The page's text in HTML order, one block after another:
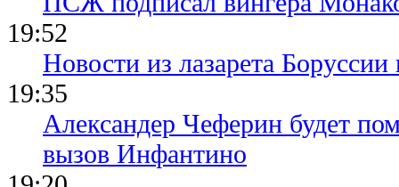
19:52
Новости из лазарета
19:35
Александер Чеферин будет
вызов Инфантино